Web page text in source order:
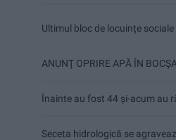
Ultimul bloc de locuințe
ANUNŢ OPRIRE APĂ ÎN BOCȘA
Înainte au fost 44 și-acum au
Seceta hidrologică se